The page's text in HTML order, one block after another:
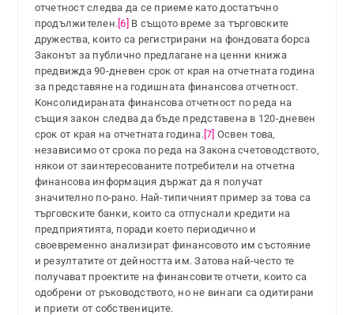
отчетност следва да се приеме като достатъчно
продължителен. [6] В същото време за търговските
дружества, които са регистрирани на фондовата борса
Законът за публично предлагане на ценни книжа
предвижда 90-дневен срок от края на отчетната година
за представяне на годишната финансова отчетност.
Консолидираната финансова отчетност по реда на
същия закон следва да бъде представена в 120-дневен
срок от края на отчетната година. [7] Освен това,
независимо от срока по реда на Закона счетоводството,
някои от заинтересованите потребители на отчетна
финансова информация държат да я получат
значително по-рано. Най-типичният пример за това са
търговските банки, които са отпуснали кредити на
предприятията, поради което периодично и
своевременно анализират финансовото им състояние
и резултатите от дейността им. Затова най-често те
получават проектите на финансовите отчети, които са
одобрени от ръководството, но не винаги са одитирани
и приети от собствениците.